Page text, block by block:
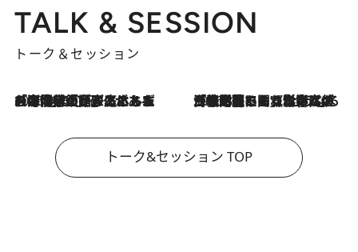
TALK & SESSION
トーク＆セッション
2026.8.3
「今後値上げがあるとすれば…」「リスクがあるのは今年の冬」エネルギー専門家が語る、ホルムズ海峡封鎖が家庭にもたらす“ある心配” 2026.8.3
「住宅建てられない…」「サーチャージ料の高値が続いている」ホルムズ海峡封鎖による影響はいつまで続く？《エネルギー専門家に聞く“どうなる日本の暮らし”》
トーク&セッション TOP